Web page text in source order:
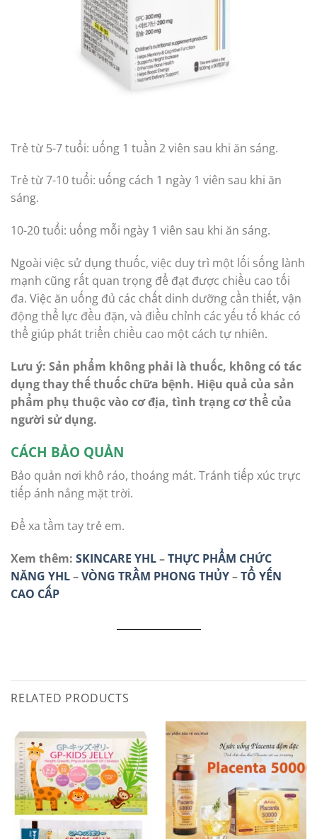
Trẻ từ 5-7 tuổi: uống 1 tuần 2 viên sau khi ăn sáng.
Trẻ từ 7-10 tuổi: uống cách 1 ngày 1 viên sau khi ăn
sáng.
10-20 tuổi: uống mỗi ngày 1 viên sau khi ăn sáng.
Ngoài việc sử dụng thuốc, việc duy trì một lối sống lành
mạnh cũng rất quan trọng để đạt được chiều cao tối
đa. Việc ăn uống đủ các chất dinh dưỡng cần thiết, vận
động thể lực đều đặn, và điều chỉnh các yếu tố khác có
thể giúp phát triển chiều cao một cách tự nhiên.
Lưu ý: Sản phẩm không phải là thuốc, không có tác
dụng thay thế thuốc chữa bệnh. Hiệu quả của sản
phẩm phụ thuộc vào cơ địa, tình trạng cơ thể của
người sử dụng.
CÁCH BẢO QUẢN
Bảo quản nơi khô ráo, thoáng mát. Tránh tiếp xúc trực
tiếp ánh nắng mặt trời.
Để xa tầm tay trẻ em.
Xem thêm: SKINCARE YHL–THỰC PHẨM CHỨC
NĂNG YHL–VÒNG TRẦM PHONG THỦY–TỔ YẾN
CAO CẤP
RELATED PRODUCTS